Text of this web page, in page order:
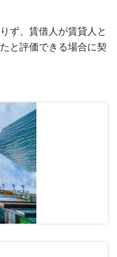
ず、賃借人が賃貸人と
と評価できる場合に契